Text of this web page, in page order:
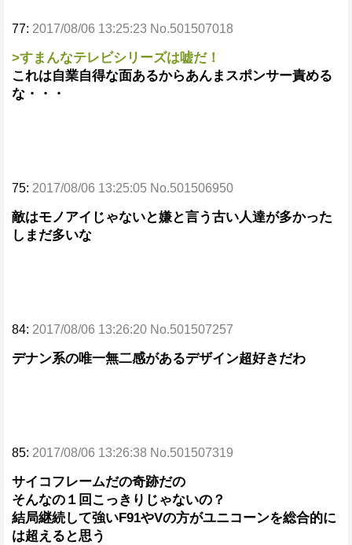
77: 2017/08/06 13:25:23 No.501507018
>すまんなテレビシリーズは嘘だ！
これは自業自得な面あるからあんまスポンサー責める
な・・・
75: 2017/08/06 13:25:05 No.501506950
敵はモノアイじゃないと嫌と言う古い人達が多かった
しまだ多いな
84: 2017/08/06 13:26:20 No.501507257
デナン系の唯一無二感があるデザイン超好きだわ
85: 2017/08/06 13:26:38 No.501507319
サイコフレームだの奇跡だの
そんなの１回こっきりじゃないの？
結局継続して強いF91やVの方がユニコーンを総合的に
は超えると思う